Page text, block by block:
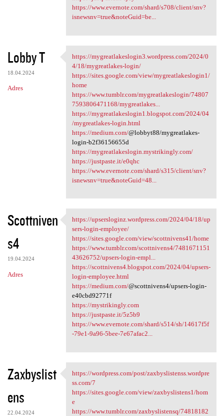
https://www.evernote.com/shard/s708/client/snv?
isnewsnv=true&noteGuid=be...
Lobby T
18.04.2024
Adres
https://mygreatlakeslogin3
https://mygreatlakeslogin3.wordpress.com/2024/0
4/18/mygreatlakes-login/
https://sites.google.com/view/mygreatlakeslogin1/
home
https://www.tumblr.com/mygreatlakeslogin/74807
7593806471168/mygreatlakes...
https://mygreatlakeslogin1.blogspot.com/2024/04
/mygreatlakes-login.html
https://medium.com/@lobbyt88/mygreatlakes-
login-b2f36156655d
https://mygreatlakeslogin.mystrikingly.com/
https://justpaste.it/e0qhc
https://www.evernote.com/shard/s315/client/snv?
isnewsnv=true&noteGuid=48...
Scottniven
s4
19.04.2024
Adres
https://upsersloginz
https://upsersloginz.wordpress.com/2024/04/18/up
sers-login-employee/
https://sites.google.com/view/scottnivens41/home
https://www.tumblr.com/scottnivens4/7481671151
43626752/upsers-login-empl...
https://scottnivens4.blogspot.com/2024/04/upsers-
login-employee.html
https://medium.com/@scottnivens4/upsers-login-
e40cbd92771f
https://mystrikingly.com
https://justpaste.it/5z5b9
https://www.evernote.com/shard/s514/sh/14617f5f
-79e1-9a96-5bee-7e67afac2...
Zaxbyslist
ens
22.04.2024
https://wordpress.com/post
https://wordpress.com/post/zaxbyslistenss.wordpre
ss.com/7
https://sites.google.com/view/zaxbyslistens1/hom
e
https://www.tumblr.com/zaxbyslistensq/74818182